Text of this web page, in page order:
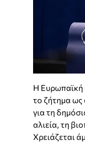
Η Ευρωπαϊκή
το ζήτημα ως
για τη
αλιεία, τη
Χρειάζεται